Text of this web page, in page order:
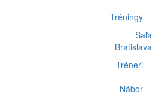
Tréningy
Šaľa
Bratislava
Tréneri
Nábor